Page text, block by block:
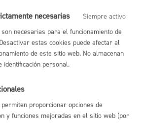
ONLINE
TELÉFONO
MÁQUINA
la realización de actividades dirigidas a la
Solicitud
ONLINE
necesarias
Siempre activo
necesarias para el funcionamiento de
estas cookies puede afectar al
de este sitio web. No almacenan
identificación personal.
proporcionar opciones de
y funciones mejoradas en el sitio web (por